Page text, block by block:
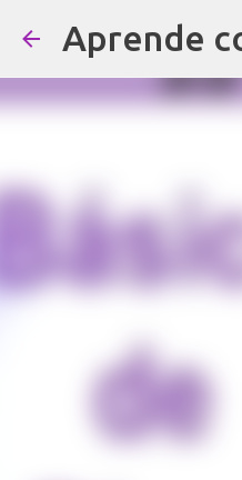
Aprende